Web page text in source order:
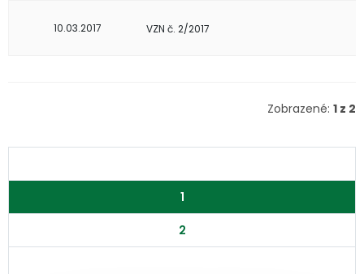
10.03.2017 VZN č. 2/2017
Zobrazené: 1 z 2
1
2